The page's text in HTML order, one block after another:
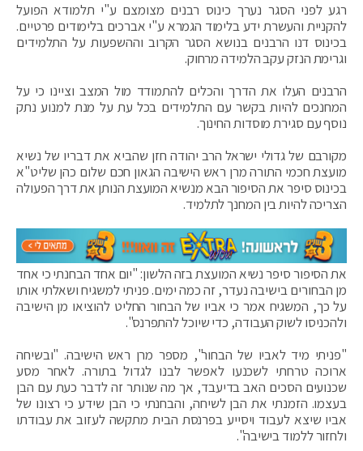
רגע לפני הסגר נערך כינוס רבנים מצומצם ע"י תלמודא הפועל
להקניית והעשרת ידע בלימוד הגמרא ע"י אברכים בלימודים פרטיים.
בכינוס דנו הרבנים בנושא הסגר הקרוב וההשפעות על התלמידים
וגרימת הנזק עקב הלמידה מרחוק.
הרבנים העלו את הדרך והכלים להתמודד מול המצב וציינו כי על
המחנכים להיות בקשר עם התלמידים בכל עת על מנת למנוע נתק
נוסף עם סגירת מוסדות החינוך.
מקורבם של גדולי ישראל הרב יהודה חזן שהביא את דבריו של נשיא
מועצת חכמי התורה מרן ראש הישיבה הגאון חכם שלום כהן שליט"א
בכינוס סיפר את הסיפור הבא מנשיא המועצת הנותן את דרך הפעולה
הצריכה להיות בין המחנך לתלמיד.
את הסיפור סיפר נשיא המועצת בזה הלשון: "יום אחד הבחנתי כי אחד
מן הבחורים בישיבה נעדר, זה כמה ימים. פניתי למשגיח ושאלתי אותו
על כך, המשגיח אמר כי אביו של הבחור החליט להוציאו מן הישיבה
ולהכניסו לשוק העבודה, כדי שיוכל להתפרנס".
"פניתי מיד לאביו של הבחור", מספר מרן ראש הישיבה. "ובשיחה
ארוכה טרחתי לשכנעו לאפשר לבנו לגדול בתורה. לאחר מסע
שכנועים הסכים האב בדיעבד, אך מה שנותר זה לדבר כעת עם הבן
בעצמו. הזמנתי את הבן לשיחה, והבחנתי כי הבן שידע כי רצונו של
אביו שיצא לעבוד ויסייע בפרנסת הבית מתקשה לעזוב את עבודתו
ולחזור ללמוד בישיבה".